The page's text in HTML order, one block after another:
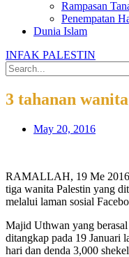
Rampasan
Penempatan
Dunia Islam
INFAK PALESTIN
3 tahanan
May 20, 2016
RAMALLAH, 19 Me
tiga wanita Palestin yang
melalui laman sosial
Majid Uthwan yang
ditangkap pada 19 Januari
hari dan denda 3,000